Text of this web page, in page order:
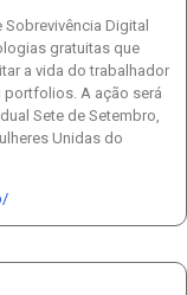
Digital
gratuitas que
a vida do trabalhador
portfolios. A ação será
Sete de Setembro,
Unidas do